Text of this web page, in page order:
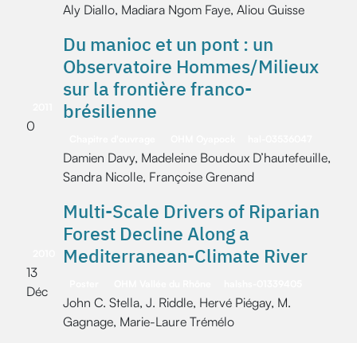
Aly Diallo, Madiara Ngom Faye, Aliou Guisse
0
Du manioc et un pont : un
Observatoire Hommes/Milieux
sur la frontière franco-
brésilienne
Damien Davy, Madeleine Boudoux D’hautefeuille,
Sandra Nicolle, Françoise Grenand
13
Déc
Multi-Scale Drivers of Riparian
Forest Decline Along a
Mediterranean-Climate River
John C. Stella, J. Riddle, Hervé Piégay, M.
Gagnage, Marie-Laure Trémélo